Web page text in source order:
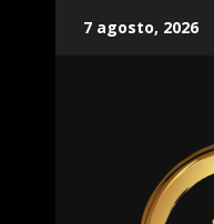
7 agosto, 2026